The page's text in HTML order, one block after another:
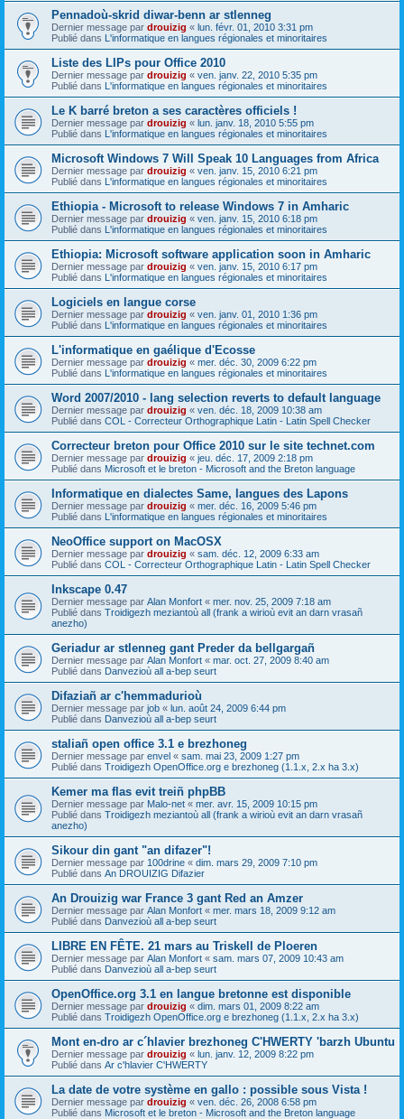
Pennadoù-skrid diwar-benn ar stlenneg
Dernier message par drouizig « lun. févr. 01, 2010 3:31 pm
Publié dans L'informatique en langues régionales et minoritaires
Liste des LIPs pour Office 2010
Dernier message par drouizig « ven. janv. 22, 2010 5:35 pm
Publié dans L'informatique en langues régionales et minoritaires
Le K barré breton a ses caractères officiels !
Dernier message par drouizig « lun. janv. 18, 2010 5:55 pm
Publié dans L'informatique en langues régionales et minoritaires
Microsoft Windows 7 Will Speak 10 Languages from Africa
Dernier message par drouizig « ven. janv. 15, 2010 6:21 pm
Publié dans L'informatique en langues régionales et minoritaires
Ethiopia - Microsoft to release Windows 7 in Amharic
Dernier message par drouizig « ven. janv. 15, 2010 6:18 pm
Publié dans L'informatique en langues régionales et minoritaires
Ethiopia: Microsoft software application soon in Amharic
Dernier message par drouizig « ven. janv. 15, 2010 6:17 pm
Publié dans L'informatique en langues régionales et minoritaires
Logiciels en langue corse
Dernier message par drouizig « ven. janv. 01, 2010 1:36 pm
Publié dans L'informatique en langues régionales et minoritaires
L'informatique en gaélique d'Ecosse
Dernier message par drouizig « mer. déc. 30, 2009 6:22 pm
Publié dans L'informatique en langues régionales et minoritaires
Word 2007/2010 - lang selection reverts to default language
Dernier message par drouizig « ven. déc. 18, 2009 10:38 am
Publié dans COL - Correcteur Orthographique Latin - Latin Spell Checker
Correcteur breton pour Office 2010 sur le site technet.com
Dernier message par drouizig « jeu. déc. 17, 2009 2:18 pm
Publié dans Microsoft et le breton - Microsoft and the Breton language
Informatique en dialectes Same, langues des Lapons
Dernier message par drouizig « mer. déc. 16, 2009 5:46 pm
Publié dans L'informatique en langues régionales et minoritaires
NeoOffice support on MacOSX
Dernier message par drouizig « sam. déc. 12, 2009 6:33 am
Publié dans COL - Correcteur Orthographique Latin - Latin Spell Checker
Inkscape 0.47
Dernier message par Alan Monfort « mer. nov. 25, 2009 7:18 am
Publié dans Troidigezh meziantoù all (frank a wirioù evit an darn vrasañ
anezho)
Geriadur ar stlenneg gant Preder da bellgargañ
Dernier message par Alan Monfort « mar. oct. 27, 2009 8:40 am
Publié dans Danvezioù all a-bep seurt
Difaziañ ar c'hemmadurioù
Dernier message par job « lun. août 24, 2009 6:44 pm
Publié dans Danvezioù all a-bep seurt
staliañ open office 3.1 e brezhoneg
Dernier message par envel « sam. mai 23, 2009 1:27 pm
Publié dans Troidigezh OpenOffice.org e brezhoneg (1.1.x, 2.x ha 3.x)
Kemer ma flas evit treiñ phpBB
Dernier message par Malo-net « mer. avr. 15, 2009 10:15 pm
Publié dans Troidigezh meziantoù all (frank a wirioù evit an darn vrasañ
anezho)
Sikour din gant "an difazer"!
Dernier message par 100drine « dim. mars 29, 2009 7:10 pm
Publié dans An DROUIZIG Difazier
An Drouizig war France 3 gant Red an Amzer
Dernier message par Alan Monfort « mer. mars 18, 2009 9:12 am
Publié dans Danvezioù all a-bep seurt
LIBRE EN FÊTE. 21 mars au Triskell de Ploeren
Dernier message par Alan Monfort « sam. mars 07, 2009 10:43 am
Publié dans Danvezioù all a-bep seurt
OpenOffice.org 3.1 en langue bretonne est disponible
Dernier message par drouizig « dim. mars 01, 2009 8:22 am
Publié dans Troidigezh OpenOffice.org e brezhoneg (1.1.x, 2.x ha 3.x)
Mont en-dro ar c´hlavier brezhoneg C'HWERTY 'barzh Ubuntu
Dernier message par drouizig « lun. janv. 12, 2009 8:22 pm
Publié dans Ar c'hlavier C'HWERTY
La date de votre système en gallo : possible sous Vista !
Dernier message par drouizig « ven. déc. 26, 2008 6:58 pm
Publié dans Microsoft et le breton - Microsoft and the Breton language